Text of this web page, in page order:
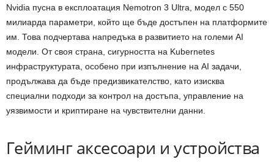
Nvidia пусна в експлоатация Nemotron 3 Ultra, модел с 550
милиарда параметри, който ще бъде достъпен на платформите
им. Това подчертава напредъка в развитието на големи AI
модели. От своя страна, сигурността на Kubernetes
инфраструктурата, особено при изпълнение на AI задачи,
продължава да бъде предизвикателство, като изисква
специални подходи за контрол на достъпа, управление на
уязвимости и криптиране на чувствителни данни.
Гейминг аксесоари и устройства